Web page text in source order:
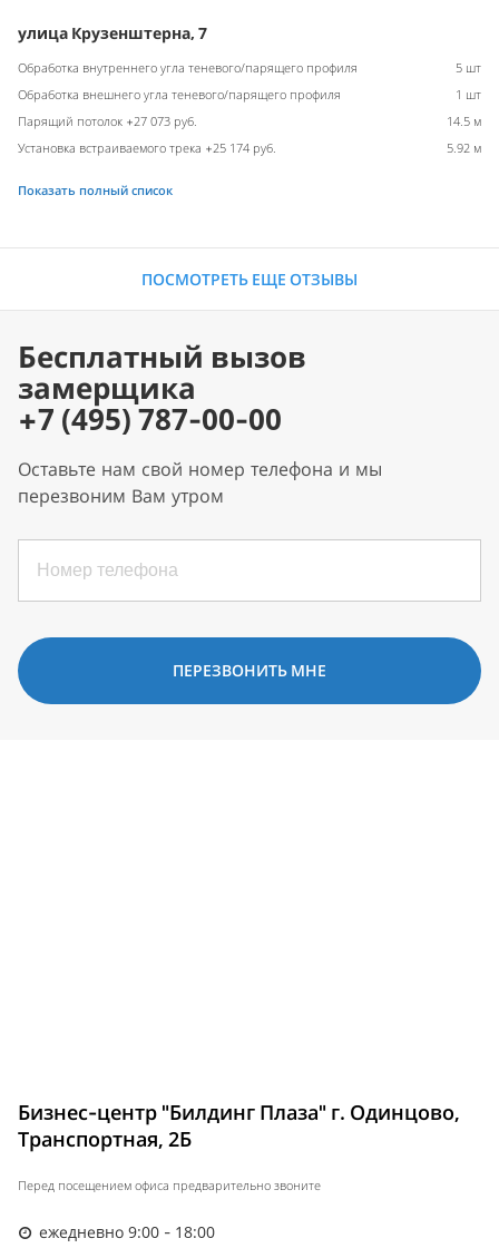
улица Крузенштерна, 7
Обработка внутреннего угла теневого/парящего профиля
5 шт
Обработка внешнего угла теневого/парящего профиля
1 шт
Парящий потолок +27 073 руб.
14.5 м
Установка встраиваемого трека +25 174 руб.
5.92 м
Показать полный список
ПОСМОТРЕТЬ ЕЩЕ ОТЗЫВЫ
Бесплатный вызов
замерщика
+7 (495) 787-00-00
Оставьте нам свой номер телефона и мы
перезвоним Вам утром
ПЕРЕЗВОНИТЬ МНЕ
Бизнес-центр "Билдинг Плаза" г. Одинцово,
Транспортная, 2Б
Перед посещением офиса предварительно звоните
ежедневно 9:00 - 18:00